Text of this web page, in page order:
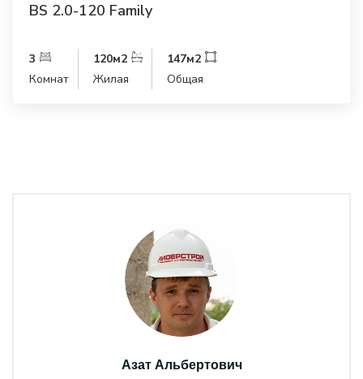
BS 2.0-120 Family
3
Комнат
120м2
Жилая
147м2
Общая
Азат Альбертович